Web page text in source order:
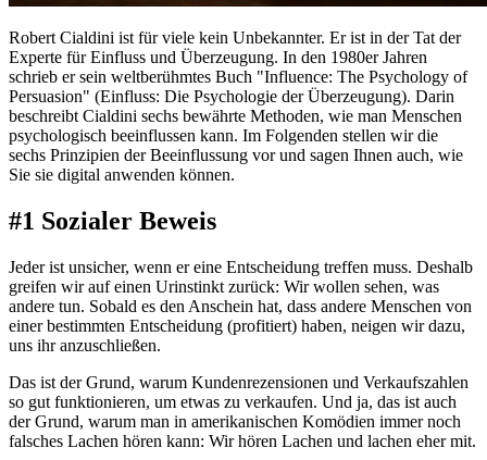
Robert Cialdini ist für viele kein Unbekannter. Er ist in der Tat der
Experte für Einfluss und Überzeugung. In den 1980er Jahren
schrieb er sein weltberühmtes Buch "Influence: The Psychology of
Persuasion" (Einfluss: Die Psychologie der Überzeugung). Darin
beschreibt Cialdini sechs bewährte Methoden, wie man Menschen
psychologisch beeinflussen kann. Im Folgenden stellen wir die
sechs Prinzipien der Beeinflussung vor und sagen Ihnen auch, wie
Sie sie digital anwenden können.
#1 Sozialer Beweis
Jeder ist unsicher, wenn er eine Entscheidung treffen muss. Deshalb
greifen wir auf einen Urinstinkt zurück: Wir wollen sehen, was
andere tun. Sobald es den Anschein hat, dass andere Menschen von
einer bestimmten Entscheidung (profitiert) haben, neigen wir dazu,
uns ihr anzuschließen.
Das ist der Grund, warum Kundenrezensionen und Verkaufszahlen
so gut funktionieren, um etwas zu verkaufen. Und ja, das ist auch
der Grund, warum man in amerikanischen Komödien immer noch
falsches Lachen hören kann: Wir hören Lachen und lachen eher mit.